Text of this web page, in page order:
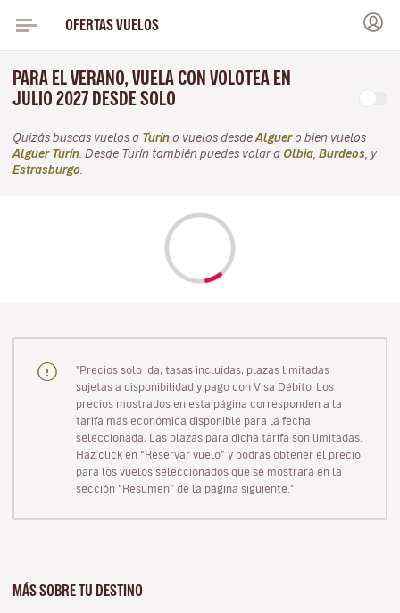
OFERTAS VUELOS
PARA EL VERANO, VUELA CON VOLOTEA EN
JULIO 2027 DESDE SOLO
Quizás buscas vuelos a Turín o vuelos desde Alguero bien vuelos
Alguer Turín . Desde Turín también puedes volar a Olbia Burdeos , y
Estrasburgo
"Precios solo ida, tasas incluidas, plazas limitadas
sujetas a disponibilidad y pago con Visa Débito. Los
precios mostrados en esta página corresponden a la
tarifa más económica disponible para la fecha
seleccionada. Las plazas para dicha tarifa son limitadas.
Haz click en “Reservar vuelo” y podrás obtener el precio
para los vuelos seleccionados que se mostrará en la
sección “Resumen” de la página siguiente."
MÁS SOBRE TU DESTINO